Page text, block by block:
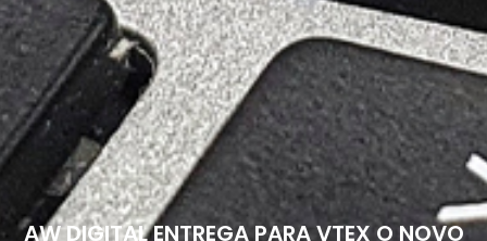
AW DIGITAL ENTREGA PARA VTEX O NOVO